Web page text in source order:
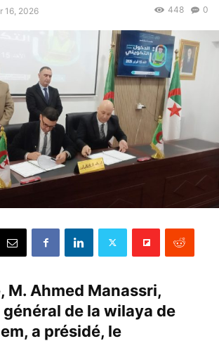
16, 2026 0
448
M. Ahmed Manassri,
de la wilaya de
a présidé, le